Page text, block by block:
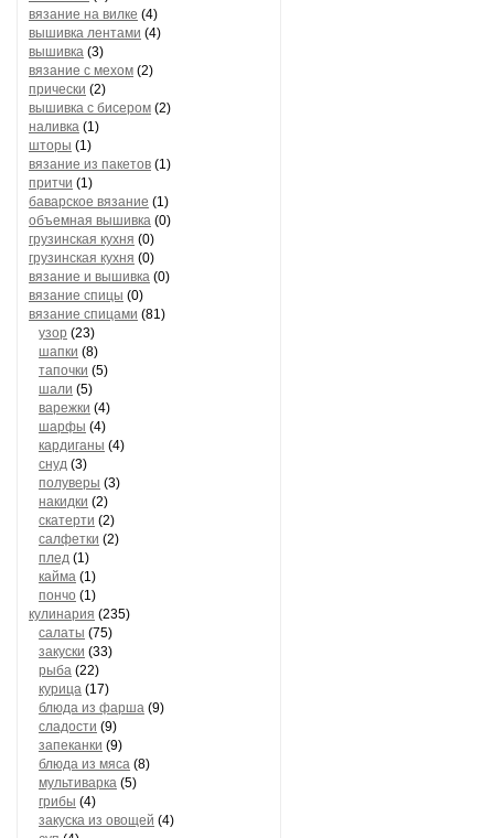
вязание на вилке (4)
вышивка лентами (4)
вышивка (3)
вязание с мехом (2)
прически (2)
вышивка с бисером (2)
наливка (1)
шторы (1)
вязание из пакетов (1)
притчи (1)
баварское вязание (1)
объемная вышивка (0)
грузинская кухня (0)
грузинская кухня (0)
вязание и вышивка (0)
вязание спицы (0)
вязание спицами (81)
узор (23)
шапки (8)
тапочки (5)
шали (5)
варежки (4)
шарфы (4)
кардиганы (4)
снуд (3)
полуверы (3)
накидки (2)
скатерти (2)
салфетки (2)
плед (1)
кайма (1)
пончо (1)
кулинария (235)
салаты (75)
закуски (33)
рыба (22)
курица (17)
блюда из фарша (9)
сладости (9)
запеканки (9)
блюда из мяса (8)
мультиварка (5)
грибы (4)
закуска из овощей (4)